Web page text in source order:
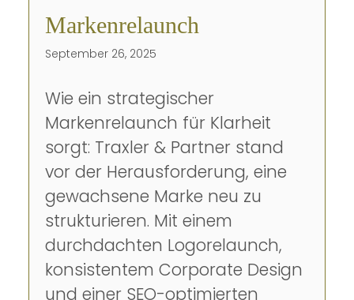
Markenrelaunch
September 26, 2025
Wie ein strategischer
Markenrelaunch für Klarheit
sorgt: Traxler & Partner stand
vor der Herausforderung, eine
gewachsene Marke neu zu
strukturieren. Mit einem
durchdachten Logorelaunch,
konsistentem Corporate Design
und einer SEO-optimierten